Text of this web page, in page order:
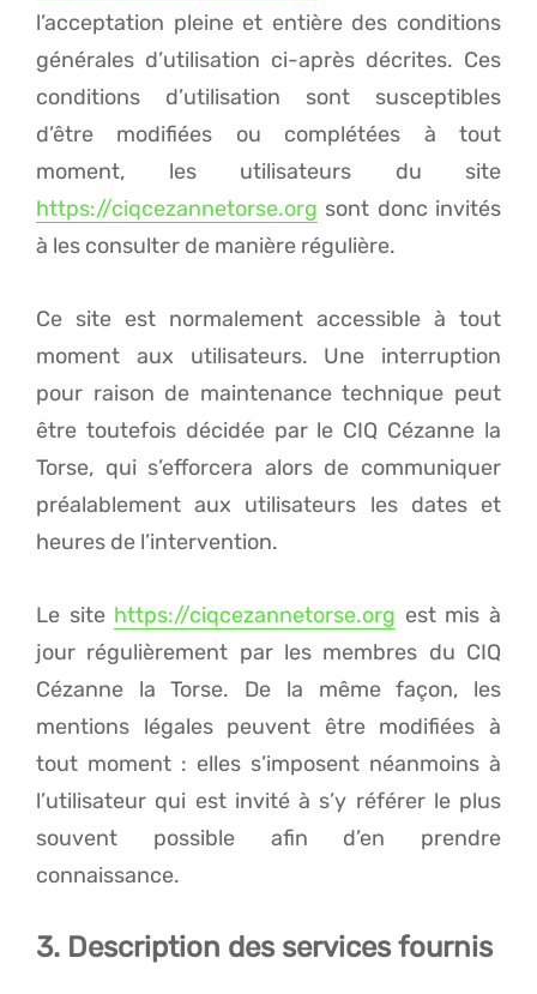
l’acceptation pleine et entière des conditions
générales d’utilisation ci-après décrites. Ces
conditions d’utilisation sont susceptibles
d’être modifiées ou complétées à tout
moment, les utilisateurs du site
https://ciqcezannetorse.org sont donc invités
à les consulter de manière régulière.
Ce site est normalement accessible à tout
moment aux utilisateurs. Une interruption
pour raison de maintenance technique peut
être toutefois décidée par le CIQ Cézanne la
Torse, qui s’efforcera alors de communiquer
préalablement aux utilisateurs les dates et
heures de l’intervention.
Le site https://ciqcezannetorse.org est mis à
jour régulièrement par les membres du CIQ
Cézanne la Torse. De la même façon, les
mentions légales peuvent être modifiées à
tout moment : elles s’imposent néanmoins à
l’utilisateur qui est invité à s’y référer le plus
souvent possible afin d’en prendre
connaissance.
3. Description des services fournis